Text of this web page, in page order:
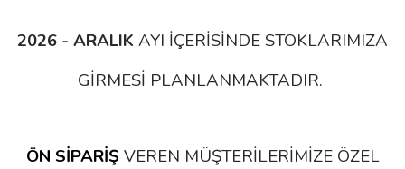
2026 - ARALIK AYI İÇERİSİNDE STOKLARIMIZA
GİRMESİ PLANLANMAKTADIR.
ÖN SİPARİŞVEREN MÜŞTERİLERİMİZE ÖZEL